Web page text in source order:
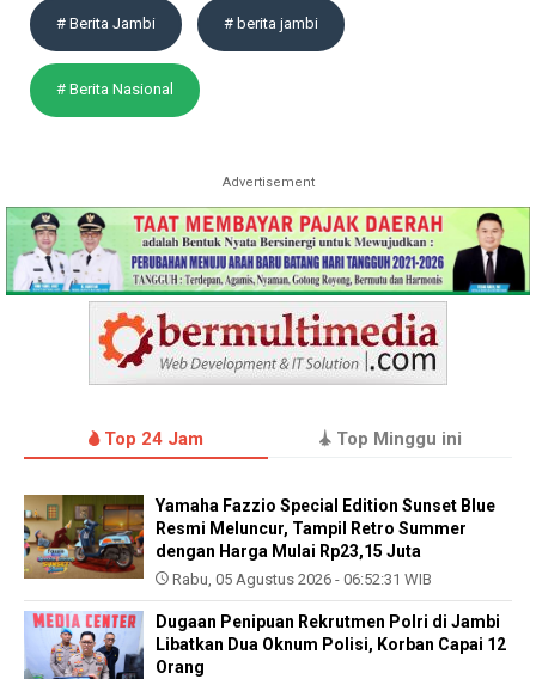
# Berita Jambi # berita jambi
# Berita Nasional
Advertisement
Top 24 Jam Top Minggu ini
Yamaha Fazzio Special Edition Sunset Blue
Resmi Meluncur, Tampil Retro Summer
dengan Harga Mulai Rp23,15 Juta
Rabu, 05 Agustus 2026 - 06:52:31 WIB
Dugaan Penipuan Rekrutmen Polri di Jambi
Libatkan Dua Oknum Polisi, Korban Capai 12
Orang